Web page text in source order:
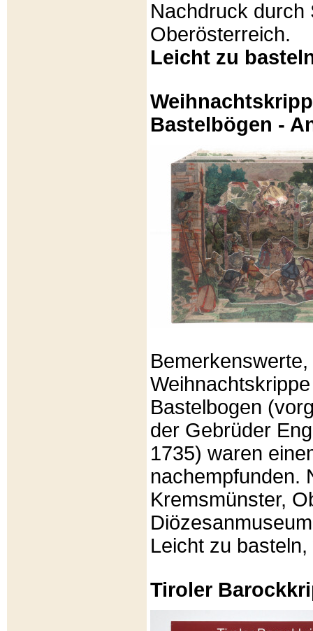
Nachdruck durch
Oberösterreich.
Leicht zu
Bastelbögen -
Bastelbogen
der Gebrüder
1735) waren
nachempfunden.
Kremsmünster,
Leicht zu
Tiroler